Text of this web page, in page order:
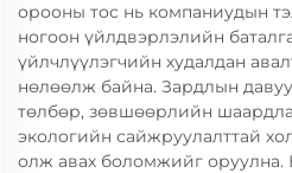
орооны тос нь компаниудын
ногоон үйлдвэрлэлийн
үйлчлүүлэгчийн худалдан
нөлөөлж байна. Зардлын
төлбөр, зөвшөөрлийн
экологийн сайжруулалттай
олж авах боломжийг оруулна.